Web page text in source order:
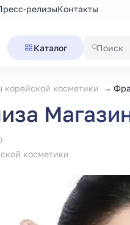
релизыКонтакты
Каталог
косметики
косметики